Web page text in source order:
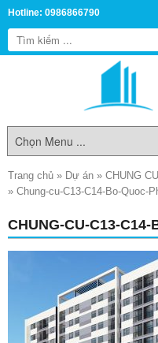
Hotline: 0986866790
Trang chủ » Dự án » CHUNG
» Chung-cu-C13-C14-Bo-Quoc-
CHUNG-CU-C13-C14-